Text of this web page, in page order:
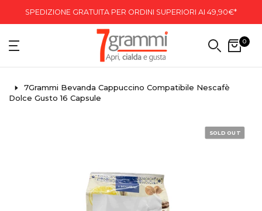
SPEDIZIONE GRATUITA PER ORDINI SUPERIORI AI 49,90€*
0
7Grammi Bevanda Cappuccino Compatibile Nescafè
Dolce Gusto 16 Capsule
SOLD OUT